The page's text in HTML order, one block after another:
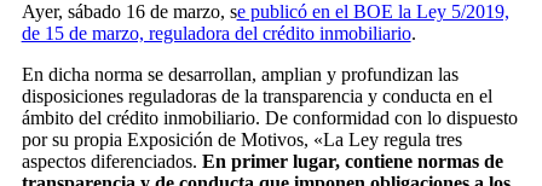
Ayer, sábado 16 de marzo, se publicó en el BOE la Ley 5/2019,
de 15 de marzo, reguladora del crédito inmobiliario.
En dicha norma se desarrollan, amplian y profundizan las
disposiciones reguladoras de la transparencia y conducta en el
ámbito del crédito inmobiliario. De conformidad con lo dispuesto
por su propia Exposición de Motivos, «La Ley regula tres
aspectos diferenciados. En primer lugar, contiene normas de